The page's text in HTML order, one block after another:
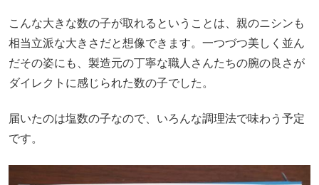
こんな大きな数の子が取れるということは、親のニシンも
相当立派な大きさだと想像できます。一つづつ美しく並ん
だその姿にも、製造元の丁寧な職人さんたちの腕の良さが
ダイレクトに感じられた数の子でした。
届いたのは塩数の子なので、いろんな調理法で味わう予定
です。